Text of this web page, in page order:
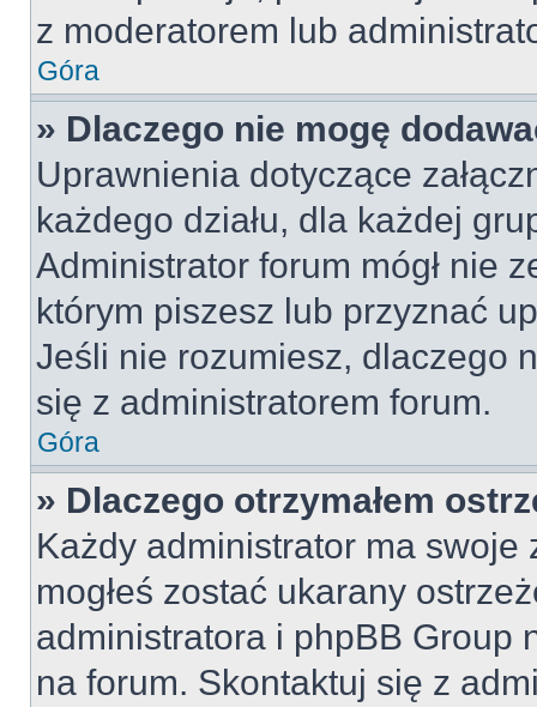
z moderatorem lub
Góra
» Dlaczego nie mogę
Uprawnienia dotyczące
każdego działu, dla każdej
Administrator forum mógł nie
którym piszesz lub przyznać
Jeśli nie rozumiesz, dlaczego
się z administratorem forum.
Góra
» Dlaczego otrzymałem
Każdy administrator ma swoje
mogłeś zostać ukarany
administratora i phpBB Group
na forum. Skontaktuj się z